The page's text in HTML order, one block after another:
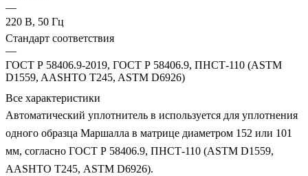
—
220 В, 50 Гц
Стандарт соответствия
—
ГОСТ Р 58406.9-2019, ГОСТ Р 58406.9, ПНСТ-110 (ASTM
D1559, AASHTO T245, ASTM D6926)
Все характеристики
Автоматический уплотнитель в используется для уплотнения
одного образца Маршалла в матрице диаметром 152 или 101
мм, согласно ГОСТ Р 58406.9, ПНСТ-110 (ASTM D1559,
AASHTO T245, ASTM D6926).